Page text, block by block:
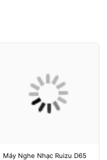
Máy Nghe Nhạc Ruizu D65